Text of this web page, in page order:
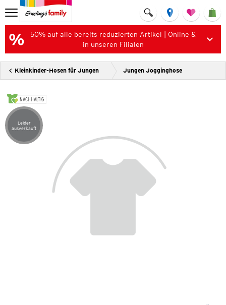
50% auf alle bereits reduzierten Artikel | Online &
in unseren Filialen
Kleinkinder-Hosen für Jungen Jungen Jogginghose
NACHHALTIG
Artikel leider ausverkauft
Leider
ausverkauft